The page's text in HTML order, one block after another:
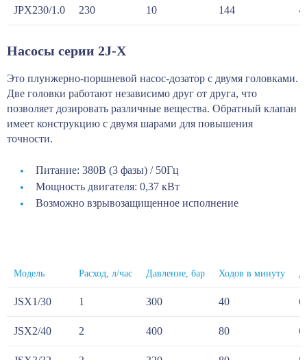
JPX230/1.0 230 10 144
Насосы серии 2J-X
Это плунжерно-поршневой насос-дозатор с двумя головками.
Две головки работают независимо друг от друга, что
позволяет дозировать различные вещества. Обратный клапан
имеет конструкцию с двумя шарами для повышения
точности.
Питание: 380В (3 фазы) / 50Гц
Мощность двигателя: 0,37 кВт
Возможно взрывозащищенное исполнение
Модель Расход, л/час Давление, бар Ходов в минуту
JSX1/30 1 300 40 6
JSX2/40 2 400 80 6